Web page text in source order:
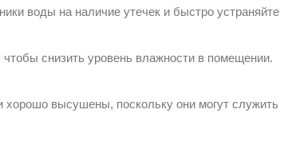
воды на наличие утечек и быстро устраняйте
снизить уровень влажности в помещении.
хорошо высушены, поскольку они могут служить